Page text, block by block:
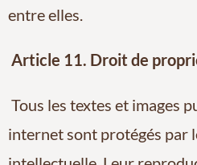
entre elles.
Article 11. Droit de
Tous les textes et images
internet sont protégés par